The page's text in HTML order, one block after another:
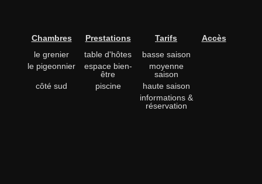
Chambres Prestations Tarifs
Accès
le grenier
table d'hôtes
basse saison
le pigeonnier
espace bien-
être
moyenne
saison
côté sud
piscine
haute saison
informations &
réservation